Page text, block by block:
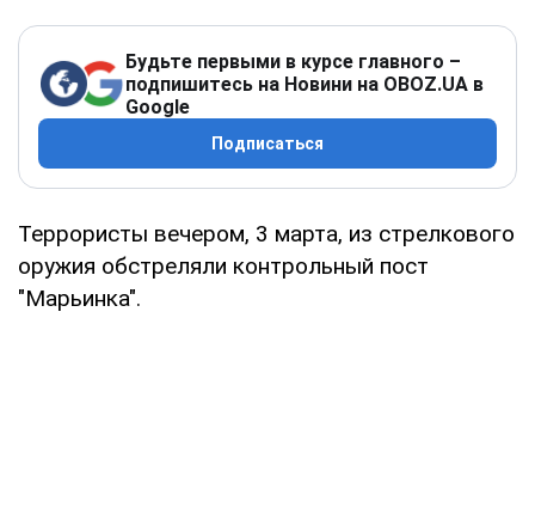
Будьте первыми в курсе главного –
подпишитесь на Новини на OBOZ.UA в
Google
Подписаться
Террористы вечером, 3 марта, из стрелкового
оружия обстреляли контрольный пост
"Марьинка".